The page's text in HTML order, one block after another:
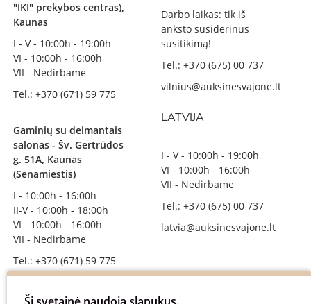
"IKI" prekybos centras),
Kaunas
I - V - 10:00h - 19:00h
VI - 10:00h - 16:00h
VII - Nedirbame
Tel.: +370 (671) 59 775
Gaminių su deimantais
salonas - Šv. Gertrūdos
g. 51A, Kaunas
(Senamiestis)
I - 10:00h - 16:00h
II-V - 10:00h - 18:00h
VI - 10:00h - 16:00h
VII - Nedirbame
Tel.: +370 (671) 59 775
Darbo laikas: tik iš
anksto susiderinus
susitikimą!
Tel.: +370 (675) 00 737
vilnius@auksinesvajone.lt
LATVIJA
I - V - 10:00h - 19:00h
VI - 10:00h - 16:00h
VII - Nedirbame
Tel.: +370 (675) 00 737
latvia@auksinesvajone.lt